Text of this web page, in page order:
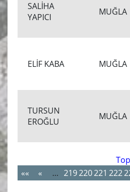
SALİHA
YAPICI
MUĞLA
ELİF KABA MUĞLA
TURSUN
EROĞLU
MUĞLA
««
« … 219220221 222